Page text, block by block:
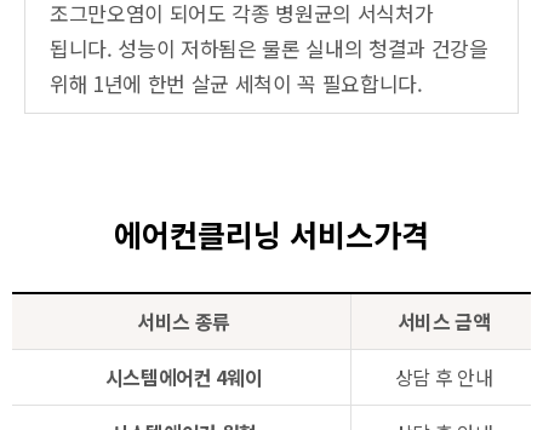
조그만오염이 되어도 각종 병원균의 서식처가
됩니다. 성능이 저하됨은 물론 실내의 청결과 건강을
위해 1년에 한번 살균 세척이 꼭 필요합니다.
에어컨클리닝 서비스가격
서비스 종류
서비스 금액
시스템에어컨 4웨이
상담 후 안내